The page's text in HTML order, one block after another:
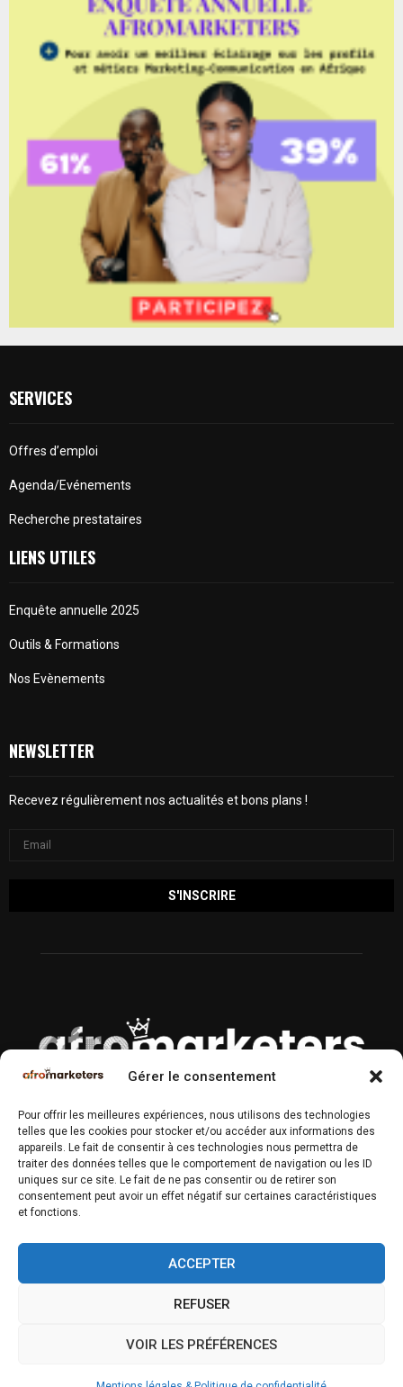
Gérer le consentement
Pour offrir les meilleures expériences, nous utilisons des technologies
telles que les cookies pour stocker et/ou accéder aux informations des
appareils. Le fait de consentir à ces technologies nous permettra de
traiter des données telles que le comportement de navigation ou les ID
uniques sur ce site. Le fait de ne pas consentir ou de retirer son
consentement peut avoir un effet négatif sur certaines caractéristiques
et fonctions.
ACCEPTER
REFUSER
VOIR LES PRÉFÉRENCES
SERVICES
Offres d’emploi
Agenda/Evénements
Recherche prestataires
LIENS UTILES
Enquête annuelle 2025
Outils & Formations
Nos Evènements
NEWSLETTER
Recevez régulièrement nos actualités et bons plans !
À PROPOS
Magazine n°1 des Professionnels du Marketing & Communication
en Afrique.
Contactez-nous :contact@afromarketers.com
SUIVEZ-NOUS